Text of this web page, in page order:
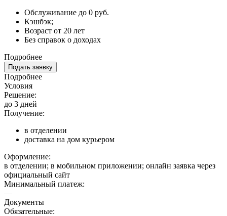
Обслуживание до 0 руб.
Кэшбэк;
Возраст от 20 лет
Без справок о доходах
Подробнее
Подать заявку
Подробнее
Условия
Решение:
до 3 дней
Получение:
в отделении
доставка на дом курьером
Оформление:
в отделении; в мобильном приложении; онлайн заявка через
официальный сайт
Минимальный платеж:
—
Документы
Обязательные: